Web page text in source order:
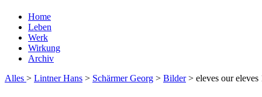
Home
Leben
Werk
Wirkung
Archiv
Alles > Lintner Hans > Schärmer Georg > Bilder> eleves our eleves